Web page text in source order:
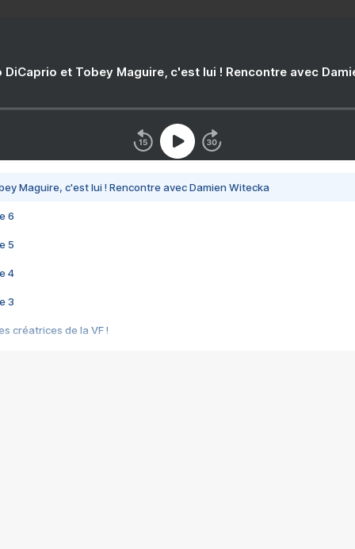
DiCaprio et Tobey Maguire, c'est lui ! Rencontre avec
Maguire, c'est lui ! Rencontre avec Damien Witecka
6
5
4
3
créatrices de la VF !